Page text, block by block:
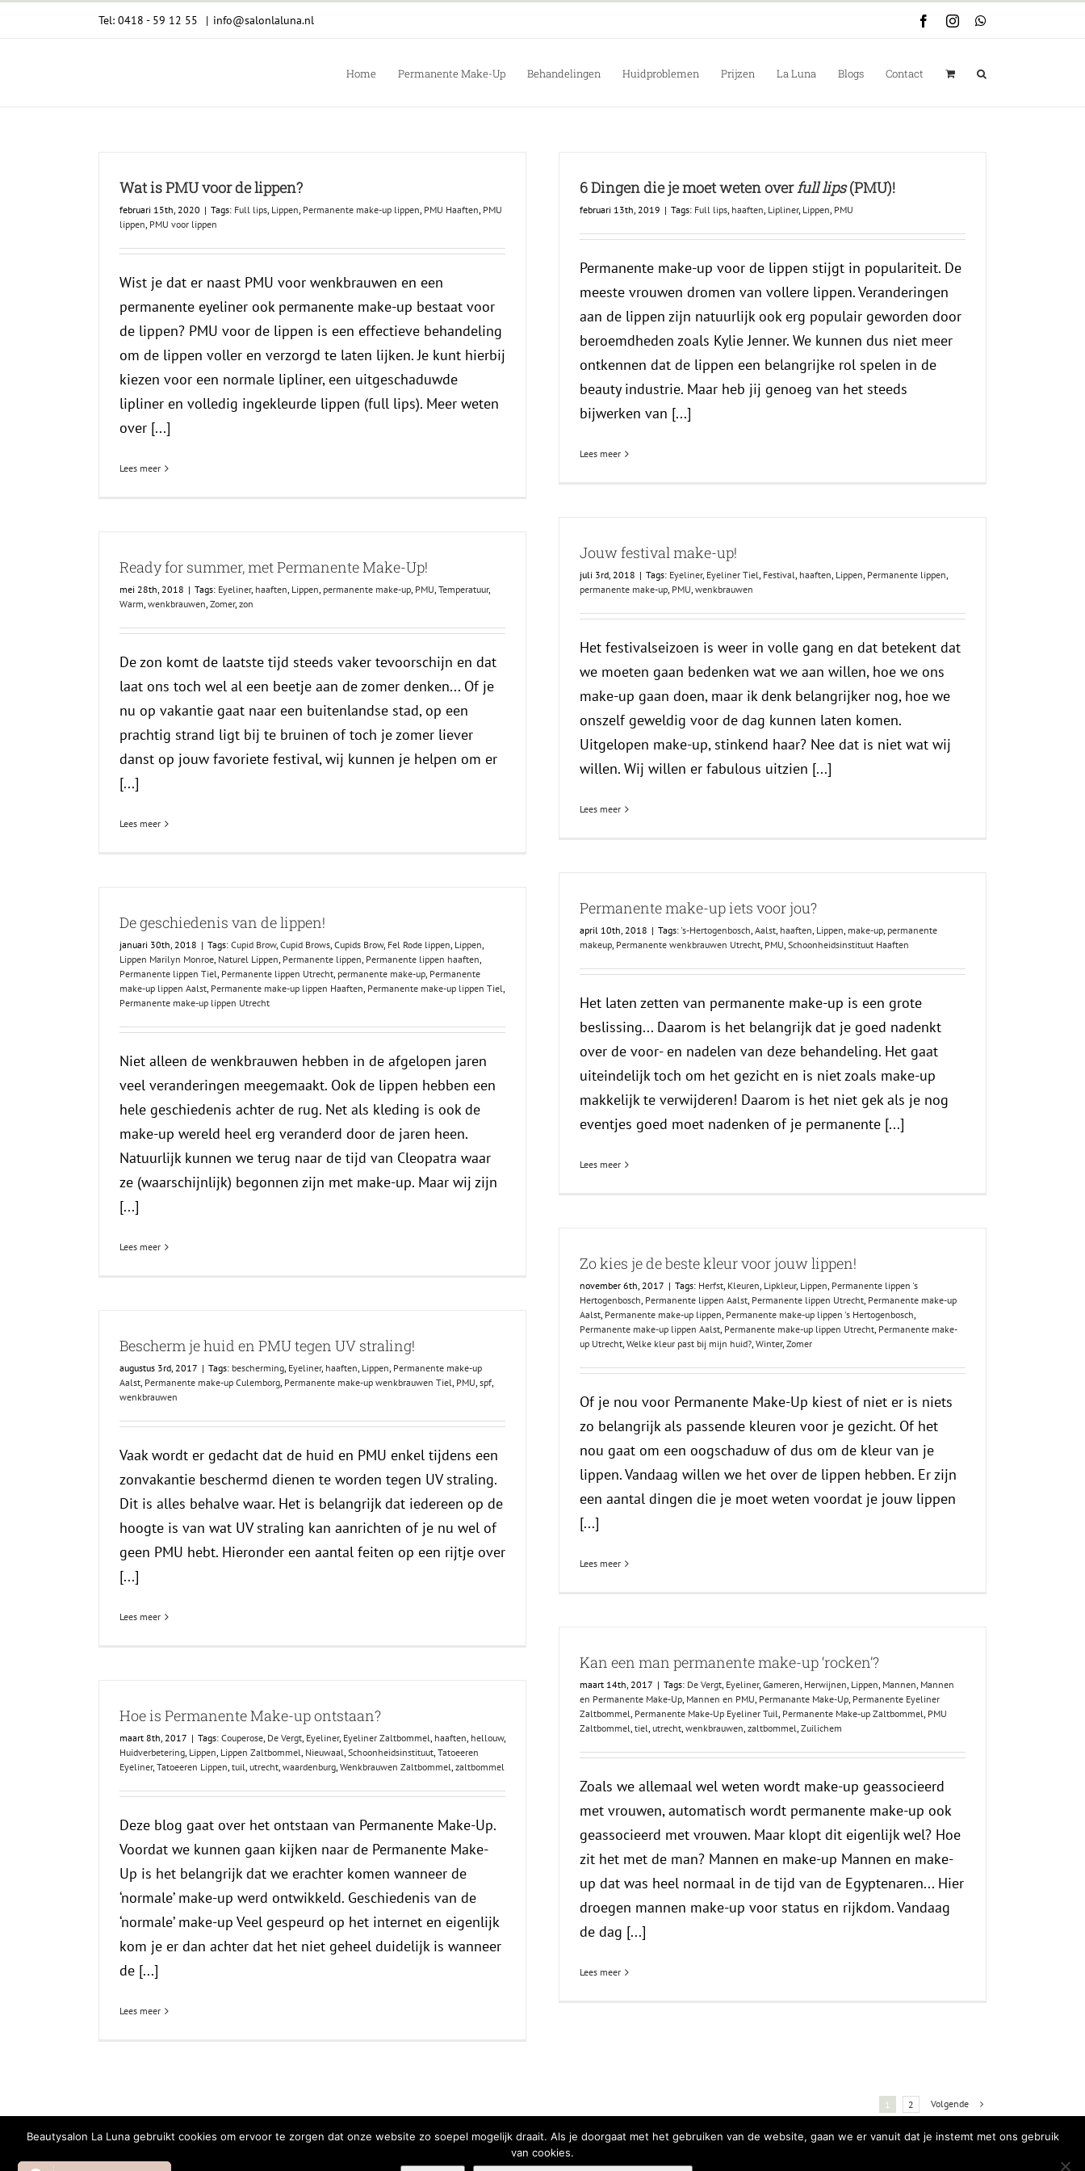
Tel: 0418 - 59 12 55 | info@salonlaluna.nl FacebookInstagramWhatsApp
Home Permanente Make-Up Behandelingen Huidproblemen Prijzen La Luna Blogs Contact
Wat is PMU voor de lippen?
februari 15th, 2020 | Tags: Full lips, Lippen, Permanente make-up lippen, PMU Haaften, PMU
lippen, PMU voor lippen
Wist je dat er naast PMU voor wenkbrauwen en een
permanente eyeliner ook permanente make-up bestaat voor
de lippen? PMU voor de lippen is een effectieve behandeling
om de lippen voller en verzorgd te laten lijken. Je kunt hierbij
kiezen voor een normale lipliner, een uitgeschaduwde
lipliner en volledig ingekleurde lippen (full lips). Meer weten
over [...]
Lees meer
6 Dingen die je moet weten overfull lips(PMU)!
februari 13th, 2019 | Tags: Full lips, haaften, Lipliner, Lippen, PMU
Permanente make-up voor de lippen stijgt in populariteit. De
meeste vrouwen dromen van vollere lippen. Veranderingen
aan de lippen zijn natuurlijk ook erg populair geworden door
beroemdheden zoals Kylie Jenner. We kunnen dus niet meer
ontkennen dat de lippen een belangrijke rol spelen in de
beauty industrie. Maar heb jij genoeg van het steeds
bijwerken van [...]
Lees meer
Jouw festival make-up!
juli 3rd, 2018 | Tags: Eyeliner, Eyeliner Tiel, Festival, haaften, Lippen, Permanente lippen,
permanente make-up, PMU, wenkbrauwen
Het festivalseizoen is weer in volle gang en dat betekent dat
we moeten gaan bedenken wat we aan willen, hoe we ons
make-up gaan doen, maar ik denk belangrijker nog, hoe we
onszelf geweldig voor de dag kunnen laten komen.
Uitgelopen make-up, stinkend haar? Nee dat is niet wat wij
willen. Wij willen er fabulous uitzien [...]
Lees meer
Ready for summer, met Permanente Make-Up!
mei 28th, 2018 | Tags: Eyeliner, haaften, Lippen, permanente make-up, PMU, Temperatuur,
Warm, wenkbrauwen, Zomer, zon
De zon komt de laatste tijd steeds vaker tevoorschijn en dat
laat ons toch wel al een beetje aan de zomer denken... Of je
nu op vakantie gaat naar een buitenlandse stad, op een
prachtig strand ligt bij te bruinen of toch je zomer liever
danst op jouw favoriete festival, wij kunnen je helpen om er
[...]
Lees meer
Permanente make-up iets voor jou?
april 10th, 2018 | Tags: 's-Hertogenbosch, Aalst, haaften, Lippen, make-up, permanente
makeup, Permanente wenkbrauwen Utrecht, PMU, Schoonheidsinstituut Haaften
Het laten zetten van permanente make-up is een grote
beslissing... Daarom is het belangrijk dat je goed nadenkt
over de voor- en nadelen van deze behandeling. Het gaat
uiteindelijk toch om het gezicht en is niet zoals make-up
makkelijk te verwijderen! Daarom is het niet gek als je nog
eventjes goed moet nadenken of je permanente [...]
Lees meer
De geschiedenis van de lippen!
januari 30th, 2018 | Tags: Cupid Brow, Cupid Brows, Cupids Brow, Fel Rode lippen, Lippen,
Lippen Marilyn Monroe, Naturel Lippen, Permanente lippen, Permanente lippen haaften,
Permanente lippen Tiel, Permanente lippen Utrecht, permanente make-up, Permanente
make-up lippen Aalst, Permanente make-up lippen Haaften, Permanente make-up lippen Tiel,
Permanente make-up lippen Utrecht
Niet alleen de wenkbrauwen hebben in de afgelopen jaren
veel veranderingen meegemaakt. Ook de lippen hebben een
hele geschiedenis achter de rug. Net als kleding is ook de
make-up wereld heel erg veranderd door de jaren heen.
Natuurlijk kunnen we terug naar de tijd van Cleopatra waar
ze (waarschijnlijk) begonnen zijn met make-up. Maar wij zijn
[...]
Lees meer
Zo kies je de beste kleur voor jouw lippen!
november 6th, 2017 | Tags: Herfst, Kleuren, Lipkleur, Lippen, Permanente lippen 's
Hertogenbosch, Permanente lippen Aalst, Permanente lippen Utrecht, Permanente make-up
Aalst, Permanente make-up lippen, Permanente make-up lippen 's Hertogenbosch,
Permanente make-up lippen Aalst, Permanente make-up lippen Utrecht, Permanente make-
up Utrecht, Welke kleur past bij mijn huid?, Winter, Zomer
Of je nou voor Permanente Make-Up kiest of niet er is niets
zo belangrijk als passende kleuren voor je gezicht. Of het
nou gaat om een oogschaduw of dus om de kleur van je
lippen. Vandaag willen we het over de lippen hebben. Er zijn
een aantal dingen die je moet weten voordat je jouw lippen
[...]
Lees meer
Bescherm je huid en PMU tegen UV straling!
augustus 3rd, 2017 | Tags: bescherming, Eyeliner, haaften, Lippen, Permanente make-up
Aalst, Permanente make-up Culemborg, Permanente make-up wenkbrauwen Tiel, PMU, spf,
wenkbrauwen
Vaak wordt er gedacht dat de huid en PMU enkel tijdens een
zonvakantie beschermd dienen te worden tegen UV straling.
Dit is alles behalve waar. Het is belangrijk dat iedereen op de
hoogte is van wat UV straling kan aanrichten of je nu wel of
geen PMU hebt. Hieronder een aantal feiten op een rijtje over
[...]
Lees meer
Kan een man permanente make-up ‘rocken’?
maart 14th, 2017 | Tags: De Vergt, Eyeliner, Gameren, Herwijnen, Lippen, Mannen, Mannen
en Permanente Make-Up, Mannen en PMU, Permanante Make-Up, Permanente Eyeliner
Zaltbommel, Permanente Make-Up Eyeliner Tuil, Permanente Make-up Zaltbommel, PMU
Zaltbommel, tiel, utrecht, wenkbrauwen, zaltbommel, Zuilichem
Zoals we allemaal wel weten wordt make-up geassocieerd
met vrouwen, automatisch wordt permanente make-up ook
geassocieerd met vrouwen. Maar klopt dit eigenlijk wel? Hoe
zit het met de man? Mannen en make-up Mannen en make-
up dat was heel normaal in de tijd van de Egyptenaren... Hier
droegen mannen make-up voor status en rijkdom. Vandaag
de dag [...]
Lees meer
Hoe is Permanente Make-up ontstaan?
maart 8th, 2017 | Tags: Couperose, De Vergt, Eyeliner, Eyeliner Zaltbommel, haaften, hellouw,
Huidverbetering, Lippen, Lippen Zaltbommel, Nieuwaal, Schoonheidsinstituut, Tatoeeren
Eyeliner, Tatoeeren Lippen, tuil, utrecht, waardenburg, Wenkbrauwen Zaltbommel, zaltbommel
Deze blog gaat over het ontstaan van Permanente Make-Up.
Voordat we kunnen gaan kijken naar de Permanente Make-
Up is het belangrijk dat we erachter komen wanneer de
‘normale’ make-up werd ontwikkeld. Geschiedenis van de
‘normale’ make-up Veel gespeurd op het internet en eigenlijk
kom je er dan achter dat het niet geheel duidelijk is wanneer
de [...]
Lees meer
1 2 Volgende
Beautysalon La Luna gebruikt cookies om ervoor te zorgen dat onze website zo soepel mogelijk draait. Als je doorgaat met het gebruiken van de website, gaan we er vanuit dat je instemt met ons gebruik
van cookies.